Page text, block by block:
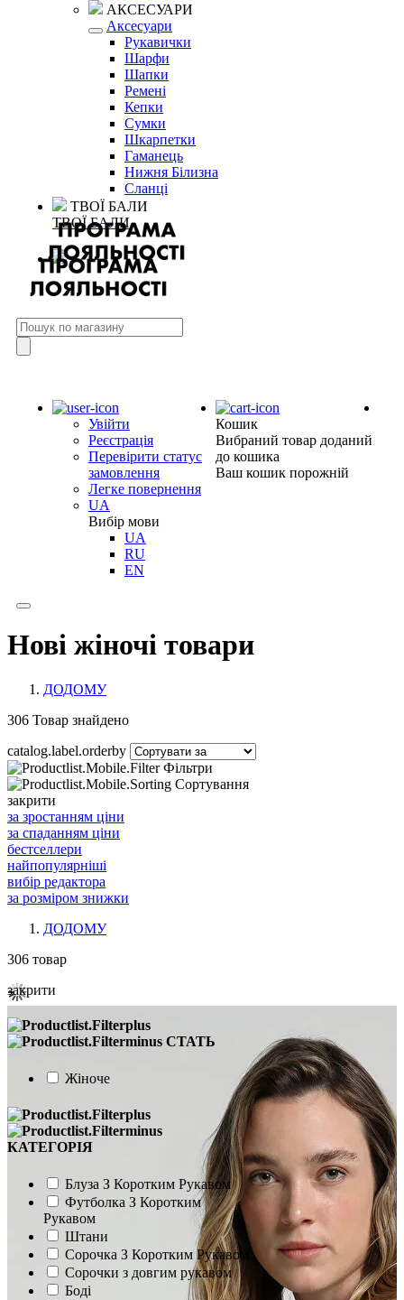
АКСЕСУАРИ
Аксесуари
Рукавички
Шарфи
Шапки
Ремені
Кепки
Сумки
Шкарпетки
Гаманець
Нижня Білизна
Сланці
ТВОЇ БАЛИ
ТВОЇ БАЛИ
Увійти
Реєстрація
Перевірити статус
замовлення
Легке повернення
UA
Вибір мови
UA
RU
EN
Кошик
Вибраний товар доданий
до кошика
Ваш кошик порожній
Нові жіночі товари
ДОДОМУ
306 Товар знайдено
catalog.label.orderby
Фільтри
Сортування
закрити
за зростанням ціни
за спаданням ціни
бестселлери
найпопулярніші
вибір редактора
за розміром знижки
ДОДОМУ
306 товар
закрити
СТАТЬ
Жіноче
КАТЕГОРІЯ
Блуза З Коротким Рукавом
Футболка З Коротким
Рукавом
Штани
Сорочка З Коротким Рукавом
Сорочки з довгим рукавом
Боді